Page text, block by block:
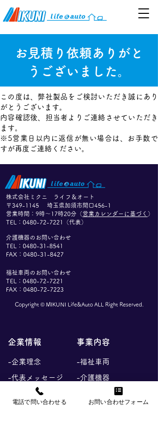
お見積り依頼ありがと
うございました。
この度は、弊社製品をご検討いただき誠にあり
がとうございます。
内容確認後、担当者よりご連絡させていただき
ます。
※5営業日以内に返信が無い場合は、お手数で
すが再度ご連絡ください。
株式会社ミクニ ライフ＆オート
〒349-1145 埼玉県加須市間口456-1
​営業時間：9時〜17時20分（営業カレンダーに基づく ）
​TEL： 0480-72-7221 （代表）
介護機器のお問い合わせ
TEL：0480-31-8541
FAX：0480-31-8427
福祉車両のお問い合わせ
TEL：0480-72-7221
FAX：0480-72-7223
Copyright ©︎ MIKUNI Life&Auto ALL Right Reserved.
企業情報
-企業理念
-代表メッセージ
-会社概要
事業内容
-福祉車両
-介護機器
-コンシューマ製品
電話で問い合わせる お問い合わせフォーム